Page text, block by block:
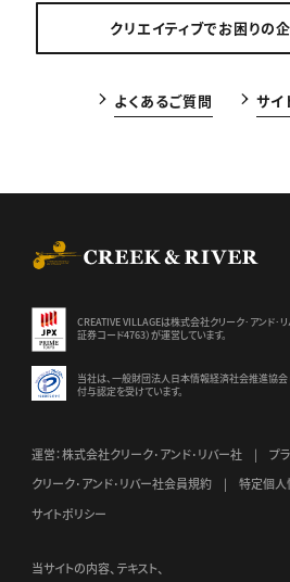
クリエイティブでお困りの
よくあるご質問 サイ
CREATIVE VILLAGEは株式会社クリーク･アンド･
証券コード4763）が運営しています。
当社は、一般財団法人日本情報経済社会推進協会
付与認定を受けています。
運営：株式会社クリーク･アンド･リバー社
プ
クリーク･アンド･リバー社会員規約
特定個
サイトポリシー
当サイトの内容、テキスト、